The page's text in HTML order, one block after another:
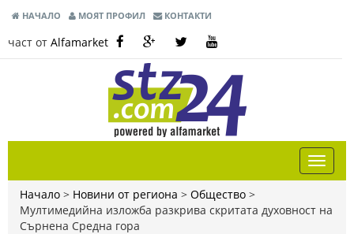
НАЧАЛО МОЯТ ПРОФИЛ КОНТАКТИ
част от Alfamarket
Начало > Новини от региона > Общество >
Мултимедийна изложба разкрива скритата духовност на
Сърнена Средна гора